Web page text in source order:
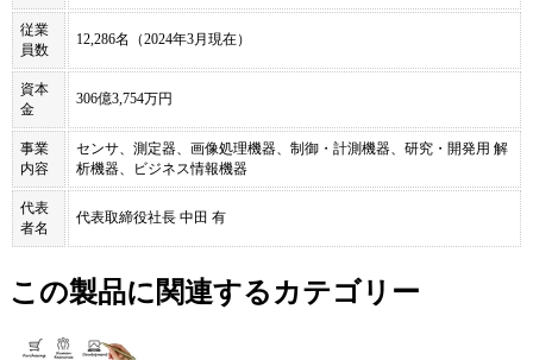
従業
員数
12,286名（2024年3月現在）
資本
金
306億3,754万円
事業
内容
センサ、測定器、画像処理機器、制御・計測機器、研究・開発用 解
析機器、ビジネス情報機器
代表
者名
代表取締役社長 中田 有
この製品に関連するカテゴリー